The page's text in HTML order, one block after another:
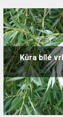
Kůra bílé